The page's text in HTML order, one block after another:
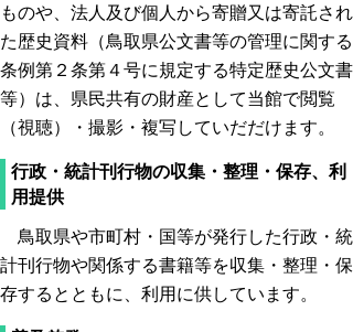
ものや、法人及び個人から寄贈又は寄託され
た歴史資料（鳥取県公文書等の管理に関する
条例第２条第４号に規定する特定歴史公文書
等）は、県民共有の財産として当館で閲覧
（視聴）・撮影・複写していだだけます。
行政・統計刊行物の収集・整理・保存、利
用提供
鳥取県や市町村・国等が発行した行政・統
計刊行物や関係する書籍等を収集・整理・保
存するとともに、利用に供しています。